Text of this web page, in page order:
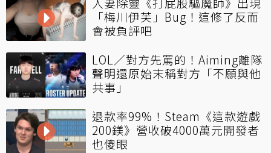
「梅川伊芙」Bug！這修了反而
會被負評吧
LOL／對方先罵的！Aiming離隊
聲明還原始末稱對方「不願與他
共事」
退款率99%！Steam《這款遊戲
200鎂》營收破4000萬元開發者
也傻眼